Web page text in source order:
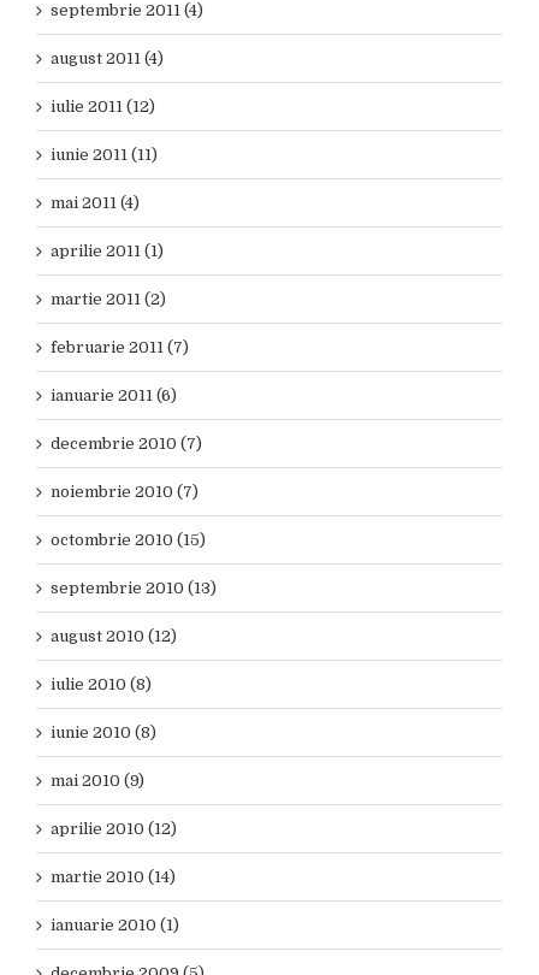
septembrie 2011 (4)
august 2011 (4)
iulie 2011 (12)
iunie 2011 (11)
mai 2011 (4)
aprilie 2011 (1)
martie 2011 (2)
februarie 2011 (7)
ianuarie 2011 (6)
decembrie 2010 (7)
noiembrie 2010 (7)
octombrie 2010 (15)
septembrie 2010 (13)
august 2010 (12)
iulie 2010 (8)
iunie 2010 (8)
mai 2010 (9)
aprilie 2010 (12)
martie 2010 (14)
ianuarie 2010 (1)